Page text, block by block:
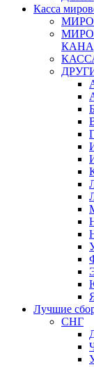
Касса
Лучшие
СНГ